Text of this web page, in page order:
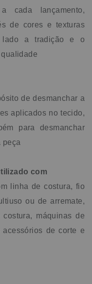
cada lançamento,
de cores e texturas
lado a tradição e o
de desmanchar a
aplicados no tecido,
para desmanchar
peça
com
linha de costura, fio
ou de arremate,
máquinas de
de corte e